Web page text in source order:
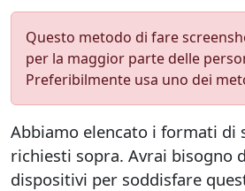
Questo metodo di fare
per la maggior parte delle
Preferibilmente usa uno dei
Abbiamo elencato i formati di
richiesti sopra. Avrai bisogno
dispositivi per soddisfare